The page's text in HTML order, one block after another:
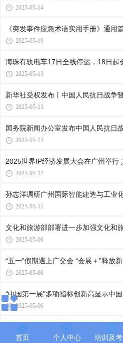
2025-05-14
《突发事件应急术语实用手册》通用
2025-05-16
海珠有轨电车17日全线停运，18日起
2025-05-13
新华社受权发布丨中国人民抗日战争
2025-05-13
国务院新闻办公室发布中国人民抗日
2025-05-13
2025世界IP经济发展大会在广州举行
2025-05-12
孙志洋调研广州国际智能建造与工业
2025-05-11
文化和旅游部部署进一步加强文化和
2025-05-06
“五一”假期遇上广交会 “会展＋”释放
2025-05-06
“中国第一展”多项指标创新高显示中
2025-05-06
“外贸优品中华行”广州站在广交会启动
2025-05-05
首页 个人中心 培训及